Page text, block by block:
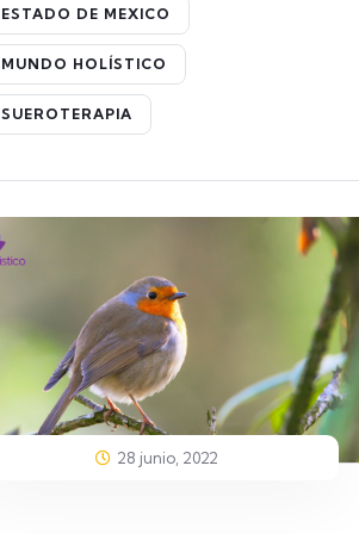
ESTADO DE MEXICO
MUNDO HOLÍSTICO
SUEROTERAPIA
28 junio, 2022